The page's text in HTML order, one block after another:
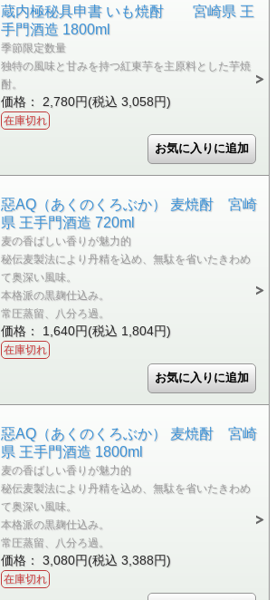
蔵内極秘具申書 いも焼酎 宮崎県 王
手門酒造 1800ml
季節限定数量
独特の風味と甘みを持つ紅東芋を主原料とした芋焼
酎。
価格： 2,780円(税込 3,058円)
在庫切れ
惡AQ（あくのくろぶか） 麦焼酎 宮崎
県 王手門酒造 720ml
麦の香ばしい香りが魅力的
秘伝麦製法により丹精を込め、無駄を省いたきわめ
て奥深い風味。
本格派の黒麹仕込み。
常圧蒸留、八分ろ過。
価格： 1,640円(税込 1,804円)
在庫切れ
惡AQ（あくのくろぶか） 麦焼酎 宮崎
県 王手門酒造 1800ml
麦の香ばしい香りが魅力的
秘伝麦製法により丹精を込め、無駄を省いたきわめ
て奥深い風味。
本格派の黒麹仕込み。
常圧蒸留、八分ろ過。
価格： 3,080円(税込 3,388円)
在庫切れ